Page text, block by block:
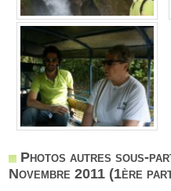
Photos autres sous-
Novembre 2011 (1ère